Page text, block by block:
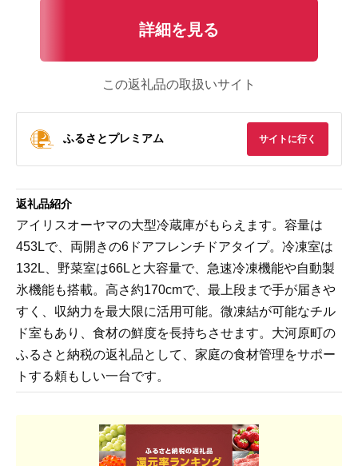
詳細を見る
この返礼品の取扱いサイト
ふるさとプレミアム サイトに行く
返礼品紹介
アイリスオーヤマの大型冷蔵庫がもらえます。容量は
453Lで、両開きの6ドアフレンチドアタイプ。冷凍室は
132L、野菜室は66Lと大容量で、急速冷凍機能や自動製
氷機能も搭載。高さ約170cmで、最上段まで手が届きや
すく、収納力を最大限に活用可能。微凍結が可能なチル
ド室もあり、食材の鮮度を長持ちさせます。大河原町の
ふるさと納税の返礼品として、家庭の食材管理をサポー
トする頼もしい一台です。